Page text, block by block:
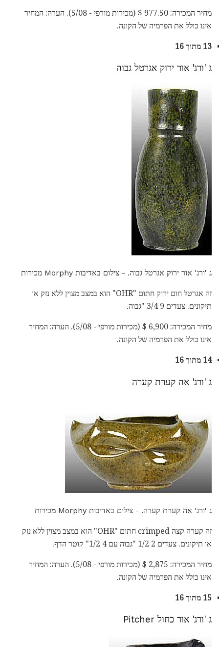
מחיר המכירה: 977.50 $ (מכירות מורפי - 5/08). הערה: המחיר
אינו כולל את הפרמיה של הקונה.
13 מתוך 16
ג 'ורג' אור ירוק אגרטל גבוה
ג 'ורג' אור ירוק אגרטל גבוה. - צילום באדיבות Morphy מכירות
זה אגרטל חום ירוק חתום "OHR" הוא במצב מצוין ללא נזק או
תיקונים. צעדים 9 3/4 "גבוה.
מחיר המכירה: 6,900 $ (מכירות מורפי - 5/08). הערה: המחיר
אינו כולל את הפרמיה של הקונה.
14 מתוך 16
ג 'ורג' אה קערת קערה
ג 'ורג' אה קערת קערה. - צילום באדיבות Morphy מכירות
זה קערה קצה crimped חתום "OHR" הוא במצב מצוין ללא נזק
או תיקונים. צעדים 2 1/2 "גבוה עם 4 1/2" קוטר הדף.
מחיר המכירה: 2,875 $ (מכירות מורפי - 5/08). הערה: המחיר
אינו כולל את הפרמיה של הקונה.
15 מתוך 16
ג 'ורג' אור כחול Pitcher